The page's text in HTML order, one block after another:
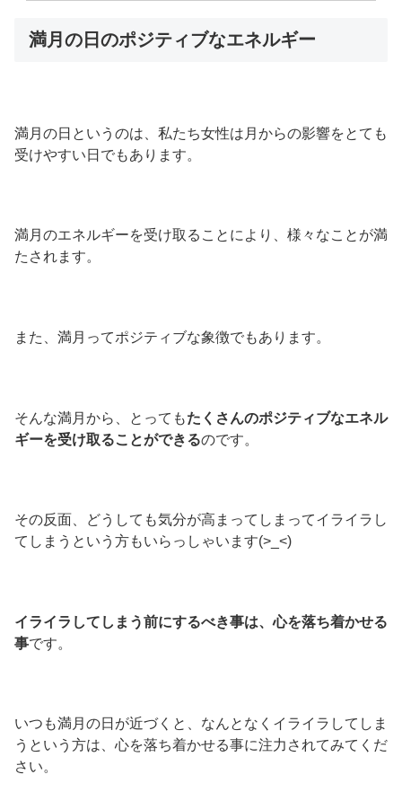
満月の日のポジティブなエネルギー
満月の日というのは、私たち女性は月からの影響をとても
受けやすい日でもあります。
満月のエネルギーを受け取ることにより、様々なことが満
たされます。
また、満月ってポジティブな象徴でもあります。
そんな満月から、とってもたくさんのポジティブなエネル
ギーを受け取ることができるのです。
その反面、どうしても気分が高まってしまってイライラし
てしまうという方もいらっしゃいます(>_<)
イライラしてしまう前にするべき事は、心を落ち着かせる
事です。
いつも満月の日が近づくと、なんとなくイライラしてしま
うという方は、心を落ち着かせる事に注力されてみてくだ
さい。